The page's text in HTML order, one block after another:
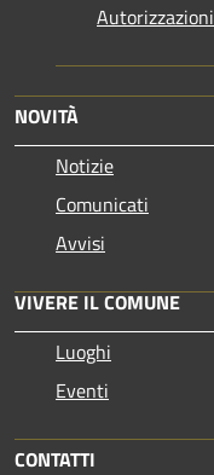
Autorizzazioni
NOVITÀ
Notizie
Comunicati
Avvisi
VIVERE IL COMUNE
Luoghi
Eventi
CONTATTI